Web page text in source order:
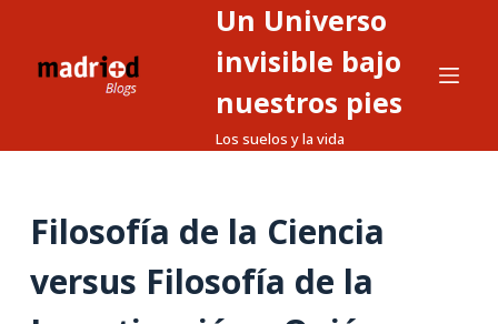
o
Un Universo
invisible bajo
nuestros pies
Los suelos y la vida
Filosofía de la Ciencia
versus Filosofía de la